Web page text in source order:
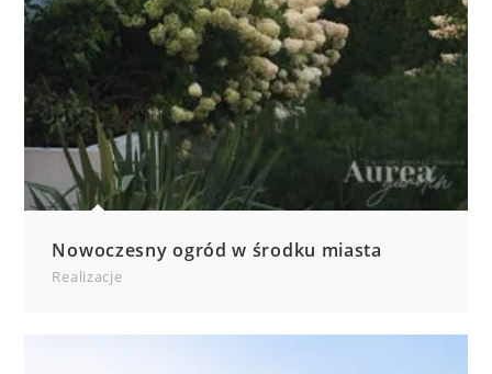
Nowoczesny ogród w środku miasta
Realizacje